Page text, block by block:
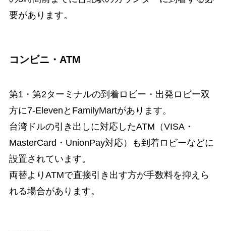
要があります。
コンビニ・ATM
第1・第2ターミナルの到着ロビー・出発ロビー双
方に7-ElevenとFamilyMartがあります。
台湾ドルの引き出しに対応したATM（VISA・
MasterCard・UnionPay対応）も到着ロビーなどに
設置されています。
両替よりATMで直接引き出す方が手数料を抑えら
れる場合があります。